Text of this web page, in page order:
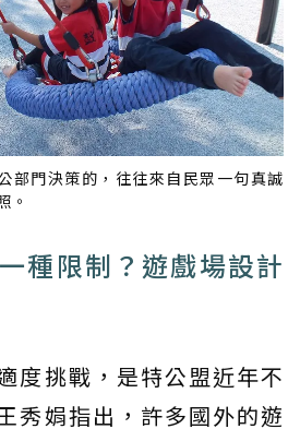
部門決策的，往往來自民眾一句真誠
。
種限制？遊戲場設計
度挑戰，是特公盟近年不
秀娟指出，許多國外的遊